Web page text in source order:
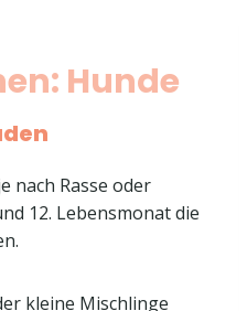
Hunde
nach Rasse oder
12. Lebensmonat die
kleine Mischlinge